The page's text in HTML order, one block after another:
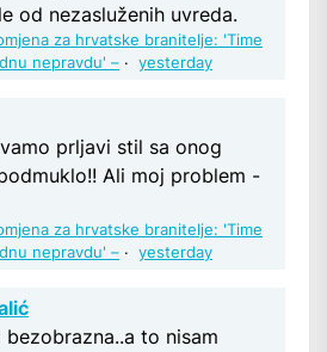
od nezasluženih uvreda.
za hrvatske branitelje: 'Time
nepravdu' – · yesterday
prljavi stil sa onog
Ali moj problem -
za hrvatske branitelje: 'Time
nepravdu' – · yesterday
bezobrazna..a to nisam